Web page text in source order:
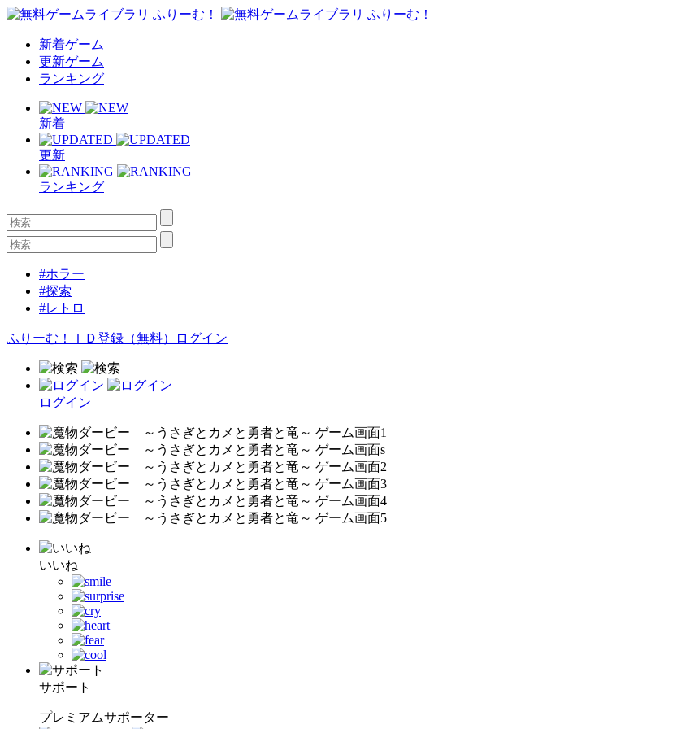
新着ゲーム
更新ゲーム
ランキング
新着
更新
ランキング
#ホラー
#探索
#レトロ
ふりーむ！ＩＤ登録（無料） ログイン
ログイン
いいね
サポート
プレミアムサポーター